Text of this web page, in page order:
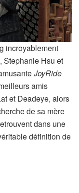
incroyablement
Stephanie Hsu et
JoyRide
amis
et Deadeye, alors
de sa mère
dans une
définition de